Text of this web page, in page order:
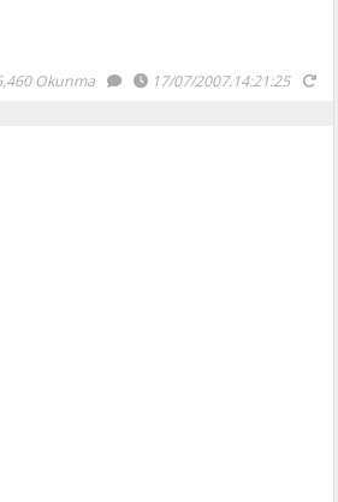
Okunma 17/07/2007.14:21:25